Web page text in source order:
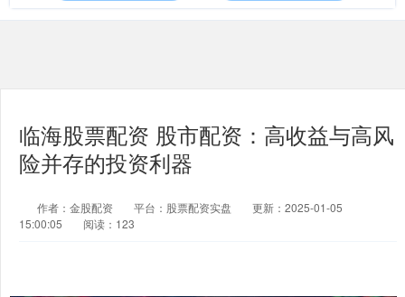
临海股票配资 股市配资：高收益与高风
险并存的投资利器
作者：金股配资 平台：股票配资实盘
更新：2025-01-05
15:00:05
阅读：123